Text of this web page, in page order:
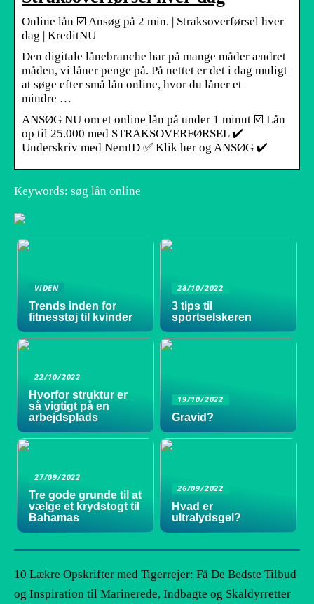
Online lån ☑️ Ansøg på 2 min. | Straksoverførsel hver
dag | KreditNU
Den digitale lånebranche har på mange måder ændret
måden, vi låner penge på. På nettet er det i dag muligt
at søge efter små lån online, hvor du låner et
mindre …
ANSØG NU om et online lån på under 1 minut ☑️ Lån
op til 25.000 med STRAKSOVERFØRSEL ✔️
Underskriv med NemID ✅ Klik her og ANSØG ✔️
Keywords: søg lån online
VIDEN
Trends inden for
fitnesstøj til kvinder
28/10/2022
3 tips til
sportselskeren
22/10/2022
Hvorfor struktur er
så vigtigt på en
arbejdsplads
19/10/2022
Gravid?
27/09/2022
Tre gode grunde til at
vælge et krydstogt til
Bahamas
26/09/2022
Hvad er
ultralydsgel?
10 Lækre Opskrifter med Tigerrejer: Få De Bedste Tilbud
og Inspiration til Marinerede, Indbagte og Skaldyrretter